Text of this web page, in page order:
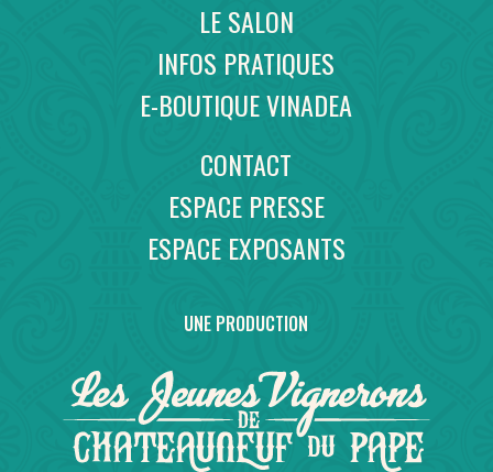
LE SALON
INFOS PRATIQUES
E-BOUTIQUE VINADEA
CONTACT
ESPACE PRESSE
ESPACE EXPOSANTS
UNE PRODUCTION